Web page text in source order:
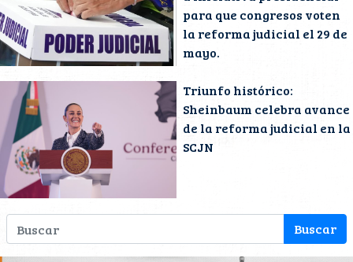
para que congresos voten
la reforma judicial el 29 de
mayo.
Triunfo histórico:
Sheinbaum celebra avance
de la reforma judicial en la
SCJN